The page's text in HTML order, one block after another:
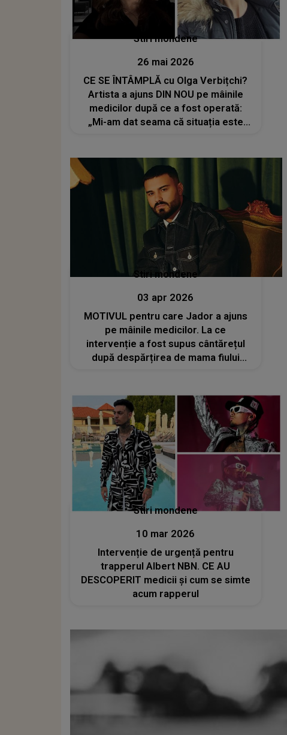
Stiri mondene
26 mai 2026
CE SE ÎNTÂMPLĂ cu Olga Verbițchi?
Artista a ajuns DIN NOU pe mâinile
medicilor după ce a fost operată:
„Mi-am dat seama că situația este
Stiri mondene
03 apr 2026
MOTIVUL pentru care Jador a ajuns
pe mâinile medicilor. La ce
intervenție a fost supus cântărețul
după despărțirea de mama fiului
Stiri mondene
10 mar 2026
Intervenție de urgență pentru
trapperul Albert NBN. CE AU
DESCOPERIT medicii și cum se simte
acum rapperul